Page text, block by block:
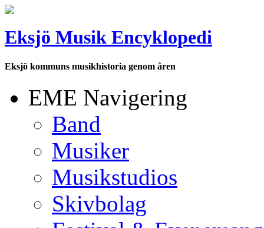
Eksjö Musik Encyklopedi
Eksjö kommuns musikhistoria genom åren
EME Navigering
Band
Musiker
Musikstudios
Skivbolag